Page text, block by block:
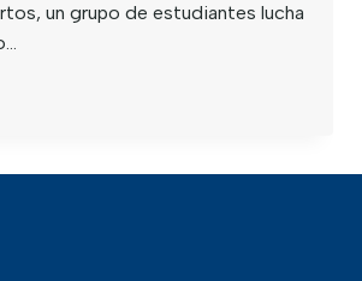
un grupo de estudiantes lucha